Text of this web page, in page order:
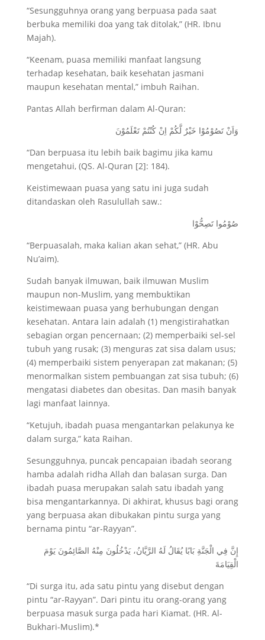
“Sesungguhnya orang yang berpuasa pada saat
berbuka memiliki doa yang tak ditolak,” (HR. Ibnu
Majah).
“Keenam, puasa memiliki manfaat langsung
terhadap kesehatan, baik kesehatan jasmani
maupun kesehatan mental,” imbuh Raihan.
Pantas Allah berfirman dalam Al-Quran:
وَاَنْ تَصُوْمُوْا خَيْرٌ لَّكُمْ اِنْ كُنْتُمْ تَعْلَمُوْنَ
“Dan berpuasa itu lebih baik bagimu jika kamu
mengetahui, (QS. Al-Quran [2]: 184).
Keistimewaan puasa yang satu ini juga sudah
ditandaskan oleh Rasulullah saw.:
صُوْمُوا تَصِحُّوْا
“Berpuasalah, maka kalian akan sehat,” (HR. Abu
Nu’aim).
Sudah banyak ilmuwan, baik ilmuwan Muslim
maupun non-Muslim, yang membuktikan
keistimewaan puasa yang berhubungan dengan
kesehatan. Antara lain adalah (1) mengistirahatkan
sebagian organ pencernaan; (2) memperbaiki sel-sel
tubuh yang rusak; (3) menguras zat sisa dalam usus;
(4) memperbaiki sistem penyerapan zat makanan; (5)
menormalkan sistem pembuangan zat sisa tubuh; (6)
mengatasi diabetes dan obesitas. Dan masih banyak
lagi manfaat lainnya.
“Ketujuh, ibadah puasa mengantarkan pelakunya ke
dalam surga,” kata Raihan.
Sesungguhnya, puncak pencapaian ibadah seorang
hamba adalah ridha Allah dan balasan surga. Dan
ibadah puasa merupakan salah satu ibadah yang
bisa mengantarkannya. Di akhirat, khusus bagi orang
yang berpuasa akan dibukakan pintu surga yang
bernama pintu “ar-Rayyan”.
إِنَّ فِي الْجَنَّةِ بَابًا يُقَالُ لَهُ الرَّيَّانُ، يَدْخُلُونَ مِنْهُ الصَّائِمُونَ يَوْمَ
الْقِيَامَةَ
“Di surga itu, ada satu pintu yang disebut dengan
pintu “ar-Rayyan”. Dari pintu itu orang-orang yang
berpuasa masuk surga pada hari Kiamat. (HR. Al-
Bukhari-Muslim).*